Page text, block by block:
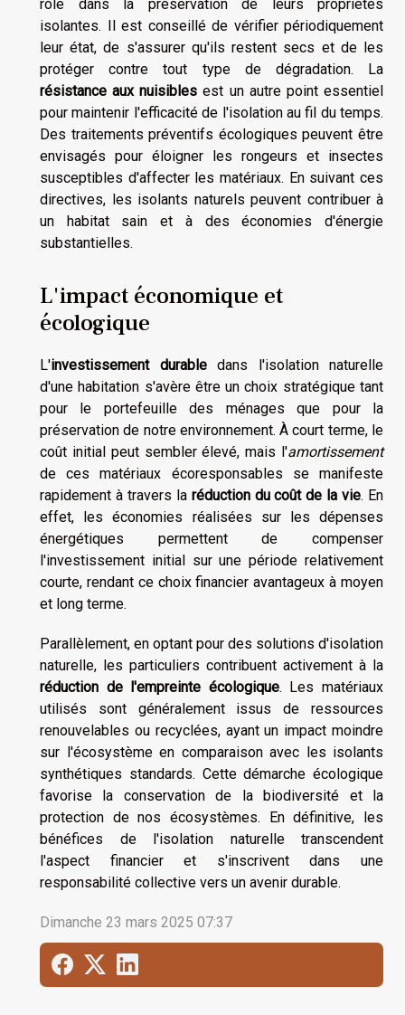
rôle dans la préservation de leurs propriétés
isolantes. Il est conseillé de vérifier périodiquement
leur état, de s'assurer qu'ils restent secs et de les
protéger contre tout type de dégradation. La
résistance aux nuisibles est un autre point essentiel
pour maintenir l'efficacité de l'isolation au fil du temps.
Des traitements préventifs écologiques peuvent être
envisagés pour éloigner les rongeurs et insectes
susceptibles d'affecter les matériaux. En suivant ces
directives, les isolants naturels peuvent contribuer à
un habitat sain et à des économies d'énergie
substantielles.
L'impact économique et
écologique
L'investissement durabledans l'isolation naturelle
d'une habitation s'avère être un choix stratégique tant
pour le portefeuille des ménages que pour la
préservation de notre environnement. À court terme, le
coût initial peut sembler élevé, mais l'amortissement
de ces matériaux écoresponsables se manifeste
rapidement à travers la réduction du coût de la vie. En
effet, les économies réalisées sur les dépenses
énergétiques permettent de compenser
l'investissement initial sur une période relativement
courte, rendant ce choix financier avantageux à moyen
et long terme.
Parallèlement, en optant pour des solutions d'isolation
naturelle, les particuliers contribuent activement à la
réduction de l'empreinte écologique. Les matériaux
utilisés sont généralement issus de ressources
renouvelables ou recyclées, ayant un impact moindre
sur l'écosystème en comparaison avec les isolants
synthétiques standards. Cette démarche écologique
favorise la conservation de la biodiversité et la
protection de nos écosystèmes. En définitive, les
bénéfices de l'isolation naturelle transcendent
l'aspect financier et s'inscrivent dans une
responsabilité collective vers un avenir durable.
Dimanche 23 mars 2025 07:37